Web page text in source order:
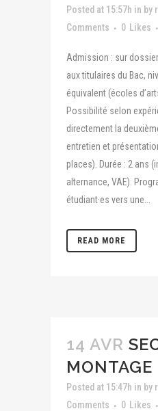
Posted at 15:57h in by
Comments
0 Likes
Admission : sur
aux titulaires du Bac,
équivalent (écoles
Possibilité selon
directement la
entretien et
places). Durée : 2 ans
alternance, VAE).
étudiant·es vers une...
READ MORE
14 AVR
MONTAGE
Posted at 15:47h in by
Comments
0 Likes